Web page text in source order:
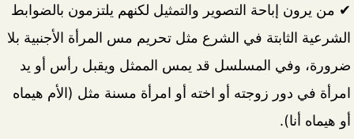
✔ من يرون إباحة التصوير والتمثيل لكنهم يلتزمون بالضوابط
الشرعية الثابتة في الشرع مثل تحريم مس المرأة الأجنبية بلا
ضرورة، وفي المسلسل قد يمس الممثل ويقبل رأس أو يد
امرأة في دور زوجته أو اخته أو امرأة مسنة مثل (الأم هيماه
أو هيماه أنا).